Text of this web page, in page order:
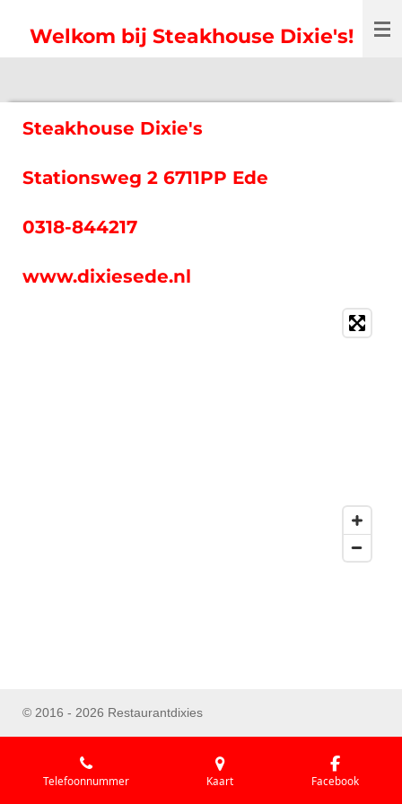
direct
naar
hoofdinhoud
Welkom bij Steakhouse Dixie's!
Steakhouse Dixie's
Stationsweg 2 6711PP Ede
0318-844217
www.dixiesede.nl
© 2016 - 2026 Restaurantdixies
Telefoonnummer Kaart Facebook